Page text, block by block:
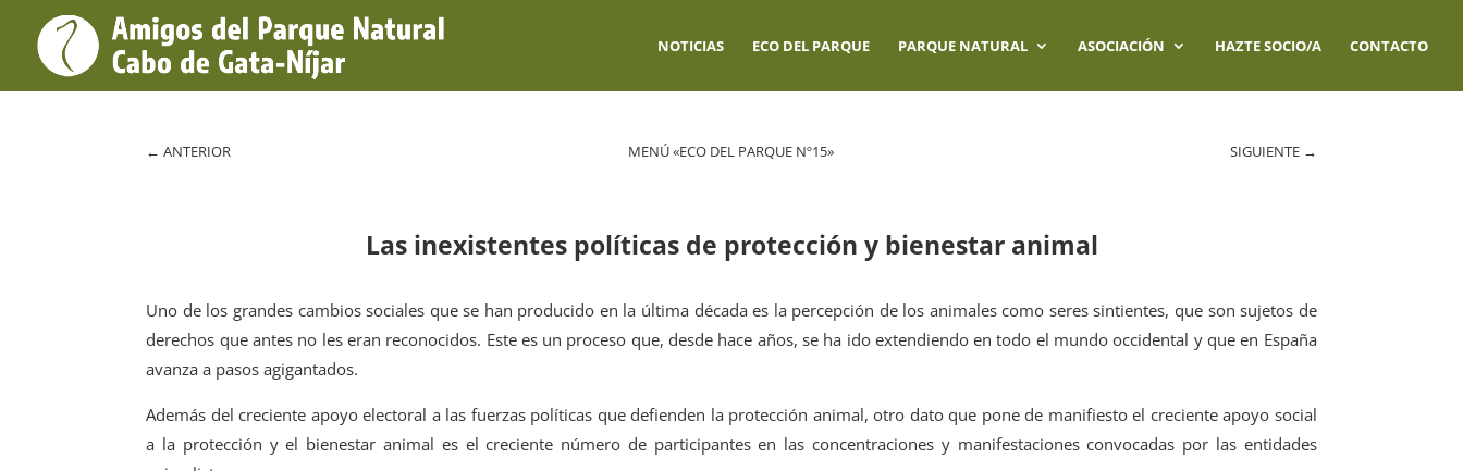
NOTICIAS ECO DEL PARQUE PARQUE NATURAL ASOCIACIÓN HAZTE SOCIO/A CONTACTO
←ANTERIOR MENÚ «ECO DEL PARQUE Nº15» SIGUIENTE →
Las inexistentes políticas de protección y bienestar animal
Uno de los grandes cambios sociales que se han producido en la última década es la percepción de los animales como seres sintientes, que son sujetos de
derechos que antes no les eran reconocidos. Este es un proceso que, desde hace años, se ha ido extendiendo en todo el mundo occidental y que en España
avanza a pasos agigantados.
Además del creciente apoyo electoral a las fuerzas políticas que defienden la protección animal, otro dato que pone de manifiesto el creciente apoyo social
a la protección y el bienestar animal es el creciente número de participantes en las concentraciones y manifestaciones convocadas por las entidades